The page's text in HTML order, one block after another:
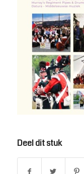
Deel dit stuk